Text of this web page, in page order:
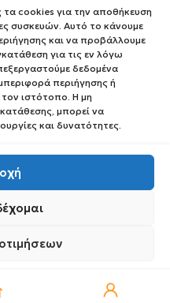
cookies για την αποθήκευση
συσκευών. Αυτό το κάνουμε
και να προβάλλουμε
για τις εν λόγω
δεδομένα
περιήγησης ή
ιστότοπο. Η μη
μπορεί να
και δυνατότητες.
Κουπόνι